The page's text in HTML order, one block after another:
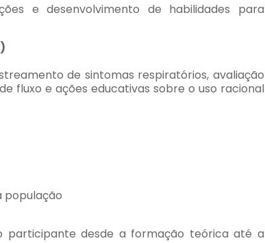
e desenvolvimento de habilidades para
de sintomas respiratórios, avaliação
fluxo e ações educativas sobre o uso racional
população
participante desde a formação teórica até a